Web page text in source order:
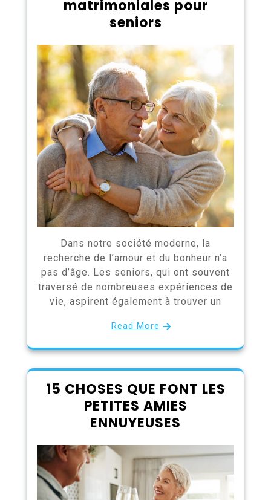
matrimoniales pour
seniors
Dans notre société moderne, la
recherche de l’amour et du bonheur n’a
pas d’âge. Les seniors, qui ont souvent
traversé de nombreuses expériences de
vie, aspirent également à trouver un
Read More
15 CHOSES QUE FONT LES
PETITES AMIES
ENNUYEUSES